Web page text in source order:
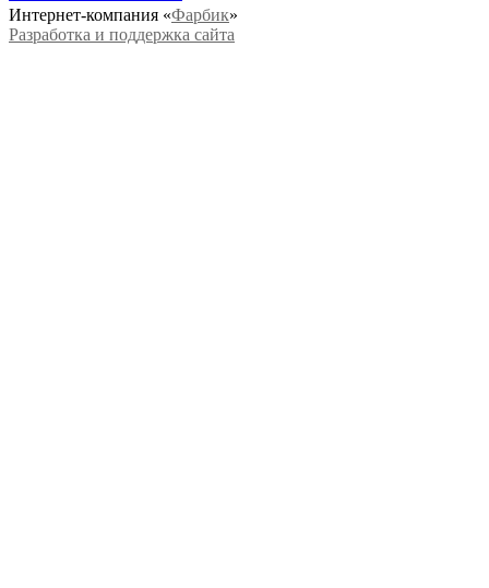
Интернет-компания «Фарбик»
Разработка и поддержка сайта